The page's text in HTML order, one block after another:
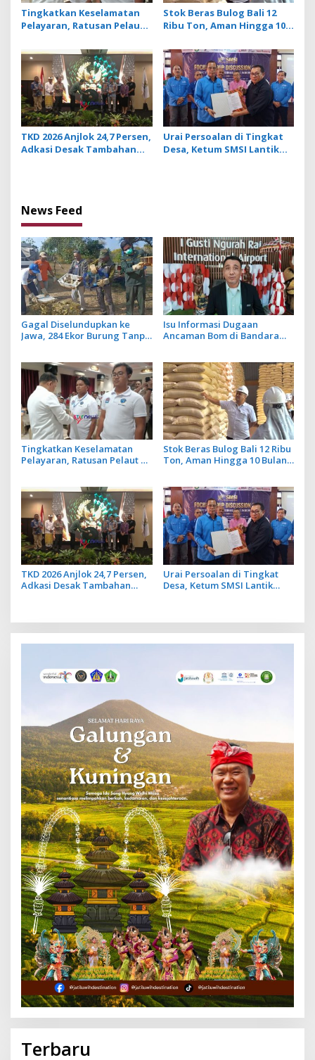
Tingkatkan Keselamatan
Pelayaran, Ratusan Pelaut
dan JMPR
Stok Beras Bulog Bali 12
Ribu Ton, Aman Hingga 10
TKD 2026 Anjlok 24,7 Persen,
Adkasi Desak Tambahan
Urai Persoalan di Tingkat
Desa, Ketum SMSI Lantik
News Feed
Gagal Diselundupkan ke
Jawa, 284 Ekor Burung Tanpa
Isu Informasi Dugaan
Ancaman Bom di Bandara
Lancar
Tingkatkan Keselamatan
Pelayaran, Ratusan Pelaut di
Stok Beras Bulog Bali 12 Ribu
Ton, Aman Hingga 10 Bulan
TKD 2026 Anjlok 24,7 Persen,
Adkasi Desak Tambahan
Urai Persoalan di Tingkat
Desa, Ketum SMSI Lantik
Terbaru